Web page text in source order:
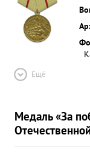
Ещё
Медаль «За